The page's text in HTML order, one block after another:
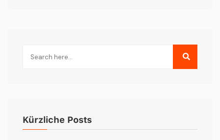
Kürzliche Posts